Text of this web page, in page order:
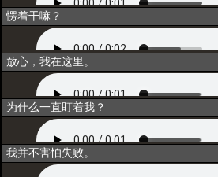
闲聊1
愣着干嘛？
闲聊2
放心，我在这里。
闲聊3
为什么一直盯着我？
唤醒
我并不害怕失败。